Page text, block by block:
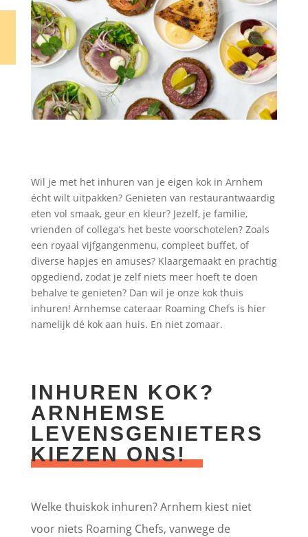
Wil je met het inhuren van je eigen kok in Arnhem
écht wilt uitpakken? Genieten van restaurantwaardig
eten vol smaak, geur en kleur? Jezelf, je familie,
vrienden of collega’s het beste voorschotelen? Zoals
een royaal vijfgangenmenu, compleet buffet, of
diverse hapjes en amuses? Klaargemaakt en prachtig
opgediend, zodat je zelf niets meer hoeft te doen
behalve te genieten? Dan wil je onze kok thuis
inhuren! Arnhemse cateraar Roaming Chefs is hier
namelijk dé kok aan huis. En niet zomaar.
INHUREN KOK?
ARNHEMSE
LEVENSGENIETERS
KIEZEN ONS!
Welke thuiskok inhuren? Arnhem kiest niet
voor niets Roaming Chefs, vanwege de